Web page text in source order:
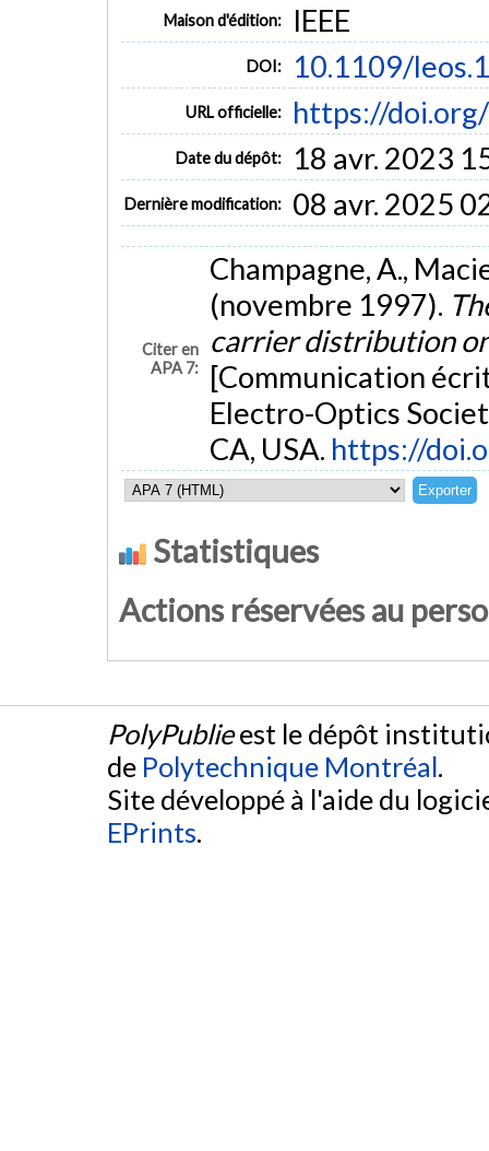
Maison d'édition: IEEE
DOI: 10.1109/
URL officielle: https://
Date du dépôt: 18 avr. 2023
Dernière modification: 08 avr. 2025
Citer en
APA 7:
Champagne, A.,
(novembre 1997).
carrier distribution
[Communication
Electro-Optics
CA, USA. https://
Statistiques
Actions réservées au
PolyPublieest le dépôt
de Polytechnique Montréal.
Site développé à l'aide du
EPrints.